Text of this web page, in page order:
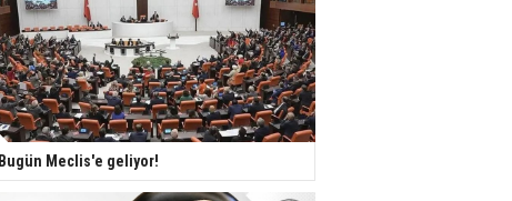
Bugün Meclis'e geliyor!